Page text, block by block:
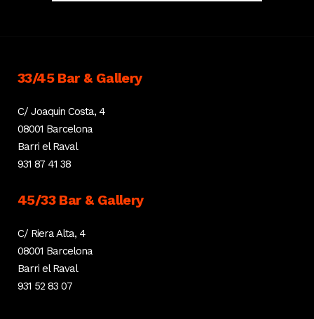
33/45 Bar & Gallery
C/ Joaquin Costa, 4
08001 Barcelona
Barri el Raval
931 87 41 38
45/33 Bar & Gallery
C/ Riera Alta, 4
08001 Barcelona
Barri el Raval
931 52 83 07